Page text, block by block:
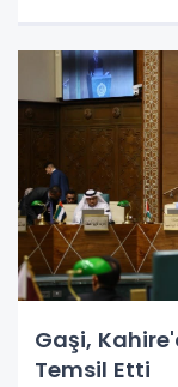
Gaşi,
Temsil Etti